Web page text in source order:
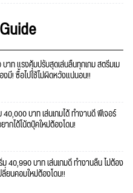
าท แรงคุ้มปรับสุดเล่นลื่นทุกเกม สตรีมเม
งมี! ซื้อไปใช้ไม่ผิดหวังแน่นอน!!
บาท เล่นเกมได้ ทำงานดี ฟีเจอร์
ากได้โน้ตบุ๊คใหม่ต้องโดน!
40,990 บาท เล่นเกมดี ทำงานลื่น ไม่ต้อง
ลี่ยนคอมใหม่ต้องโดน!!